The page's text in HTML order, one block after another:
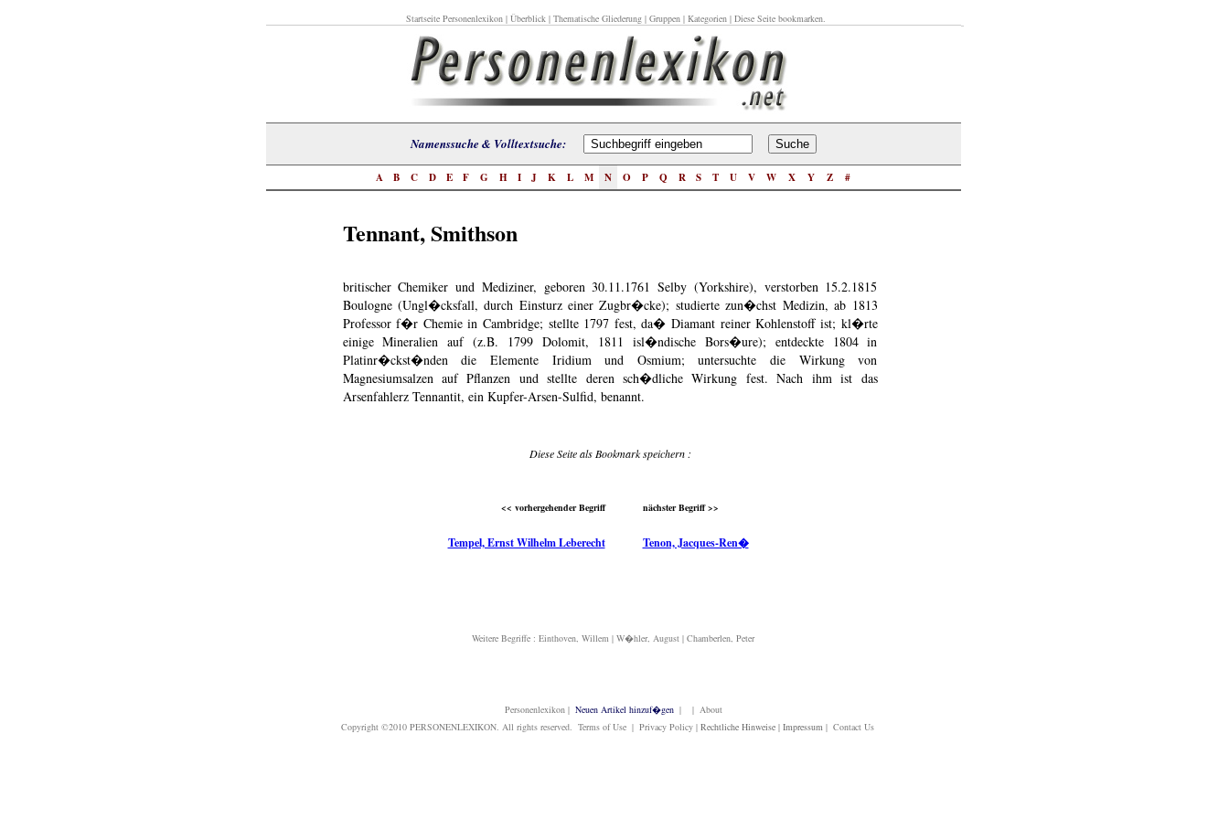
Startseite Personenlexikon| Überblick| Thematische Gliederung| Gruppen| Kategorien| Diese Seite bookmarken.
Namenssuche & Volltextsuche:
A B C D E F G H I J K L M N O P Q R S T U V W X Y Z #
Tennant, Smithson
britischer Chemiker und Mediziner, geboren 30.11.1761 Selby (Yorkshire), verstorben 15.2.1815
Boulogne (Ungl�cksfall, durch Einsturz einer Zugbr�cke); studierte zun�chst Medizin, ab 1813
Professor f�r Chemie in Cambridge; stellte 1797 fest, da� Diamant reiner Kohlenstoff ist; kl�rte
einige Mineralien auf (z.B. 1799 Dolomit, 1811 isl�ndische Bors�ure); entdeckte 1804 in
Platinr�ckst�nden die Elemente Iridium und Osmium; untersuchte die Wirkung von
Magnesiumsalzen auf Pflanzen und stellte deren sch�dliche Wirkung fest. Nach ihm ist das
Arsenfahlerz Tennantit, ein Kupfer-Arsen-Sulfid, benannt.
Diese Seite als Bookmark speichern :
<< vorhergehender Begriff nächster Begriff >>
Tempel, Ernst Wilhelm Leberecht Tenon, Jacques-Ren�
Weitere Begriffe : Einthoven, Willem | W�hler, August | Chamberlen, Peter
Personenlexikon| Neuen Artikel hinzuf�gen | | About
Copyright ©2010 PERSONENLEXIKON. All rights reserved. Terms of Use | Privacy Policy | Rechtliche Hinweise | Impressum | Contact Us